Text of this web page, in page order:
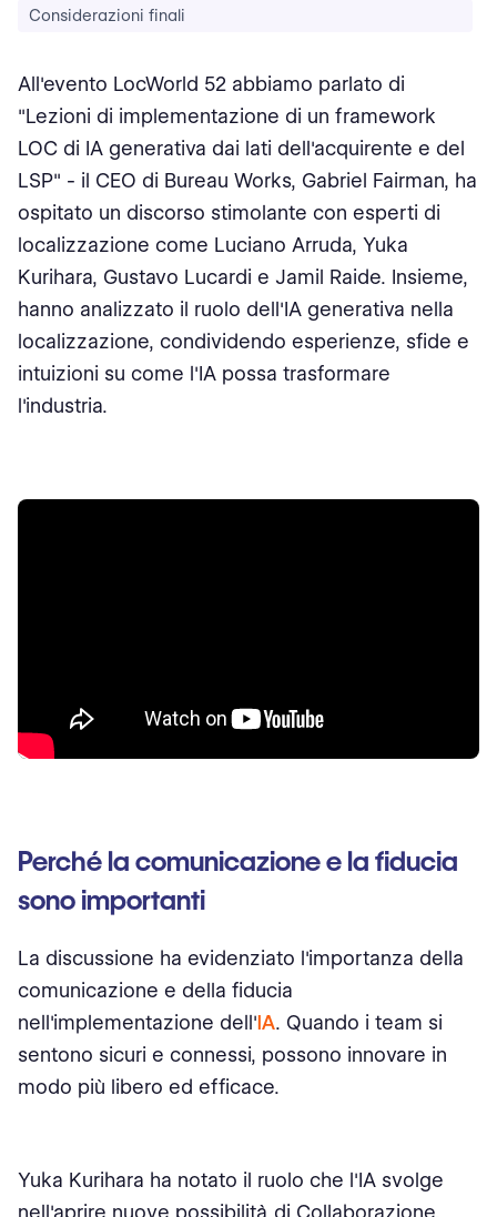
Considerazioni finali
All'evento LocWorld 52 abbiamo parlato di
"Lezioni di implementazione di un framework
LOC di IA generativa dai lati dell'acquirente e del
LSP" - il CEO di Bureau Works, Gabriel Fairman, ha
ospitato un discorso stimolante con esperti di
localizzazione come Luciano Arruda, Yuka
Kurihara, Gustavo Lucardi e Jamil Raide. Insieme,
hanno analizzato il ruolo dell'IA generativa nella
localizzazione, condividendo esperienze, sfide e
intuizioni su come l'IA possa trasformare
l'industria.
Perché la comunicazione e la fiducia
sono importanti
La discussione ha evidenziato l'importanza della
comunicazione e della fiducia
nell'implementazione dell'IA. Quando i team si
sentono sicuri e connessi, possono innovare in
modo più libero ed efficace.
Yuka Kurihara ha notato il ruolo che l'IA svolge
nell'aprire nuove possibilità di Collaborazione.